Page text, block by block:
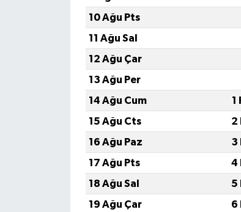
10 Ağu Pts
11 Ağu Sal
12 Ağu Çar
13 Ağu Per
14 Ağu Cum
1
15 Ağu Cts
2
16 Ağu Paz
3
17 Ağu Pts
4
18 Ağu Sal
5
19 Ağu Çar
6